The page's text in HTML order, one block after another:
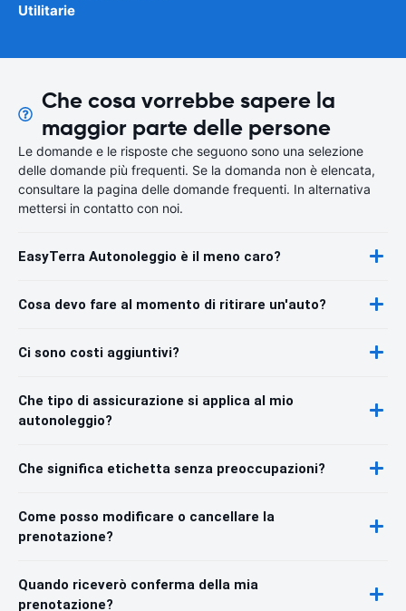
Utilitarie
Che cosa vorrebbe sapere la
maggior parte delle persone
Le domande e le risposte che seguono sono una selezione
delle domande più frequenti. Se la domanda non è elencata,
consultare la pagina delle domande frequenti. In alternativa
mettersi in contatto con noi.
EasyTerra Autonoleggio è il meno caro?
Cosa devo fare al momento di ritirare un'auto?
Ci sono costi aggiuntivi?
Che tipo di assicurazione si applica al mio
autonoleggio?
Che significa etichetta senza preoccupazioni?
Come posso modificare o cancellare la
prenotazione?
Quando riceverò conferma della mia
prenotazione?